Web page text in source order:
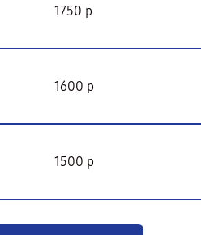
1750 р
1600 р
1500 р